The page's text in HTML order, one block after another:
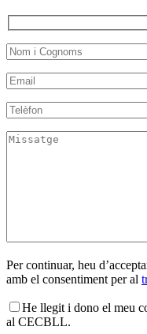
Per continuar, heu
amb el consentiment per al
He llegit i dono el meu
al CECBLL.